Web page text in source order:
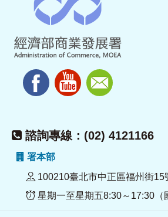
諮詢專線：(02) 4121166
署本部
100210臺北市中正區福州街15
星期一至星期五8:30～17:30（